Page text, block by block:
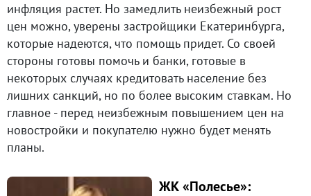
инфляция растет. Но замедлить неизбежный рост
цен можно, уверены застройщики Екатеринбурга,
которые надеются, что помощь придет. Со своей
стороны готовы помочь и банки, готовые в
некоторых случаях кредитовать население без
лишних санкций, но по более высоким ставкам. Но
главное - перед неизбежным повышением цен на
новостройки и покупателю нужно будет менять
планы.
ЖК «Полесье»: